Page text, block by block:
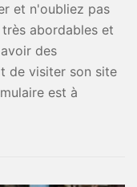
et n'oubliez pas
abordables et
des
de visiter son site
est à